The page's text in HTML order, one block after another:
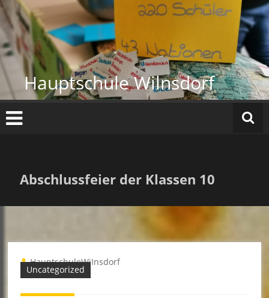
Zum
Inhalt
springen
Hauptschule Wilnsdorf
Abschlussfeier der Klassen 10
Uncategorized
HauptschuleWiInsdorf